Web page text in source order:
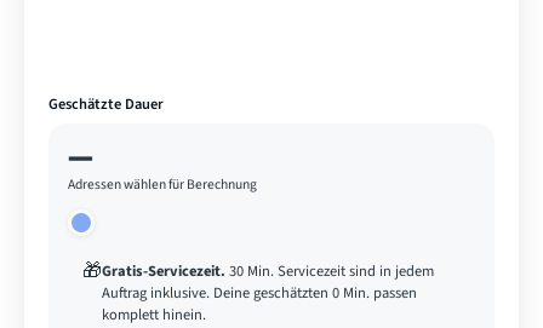
Geschätzte Dauer
—
Adressen wählen für Berechnung
🎁Gratis-Servicezeit. 30 Min. Servicezeit sind in jedem
Auftrag inklusive. Deine geschätzten 0 Min. passen
komplett hinein.